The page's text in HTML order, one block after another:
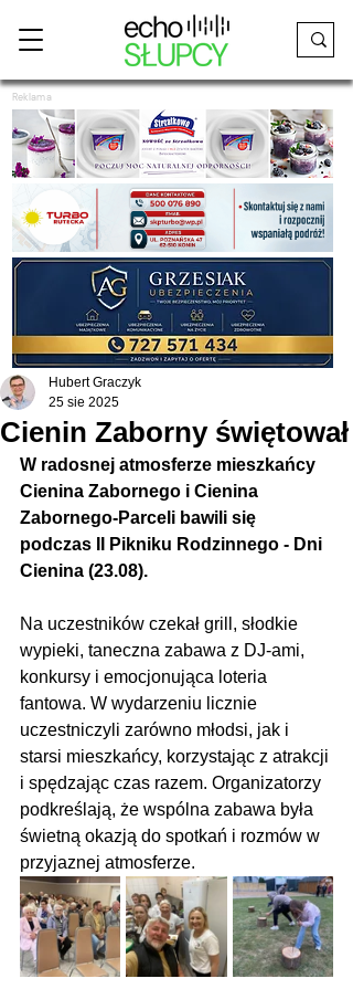
Reklama
Cienin Zaborny świętował
Hubert Graczyk
25 sie 2025
W radosnej atmosferze mieszkańcy
Cienina Zabornego i Cienina
Zabornego-Parceli bawili się
podczas II Pikniku Rodzinnego - Dni
Cienina (23.08).
Na uczestników czekał grill, słodkie
wypieki, taneczna zabawa z DJ-ami,
konkursy i emocjonująca loteria
fantowa. W wydarzeniu licznie
uczestniczyli zarówno młodsi, jak i
starsi mieszkańcy, korzystając z atrakcji
i spędzając czas razem. Organizatorzy
podkreślają, że wspólna zabawa była
świetną okazją do spotkań i rozmów w
przyjaznej atmosferze.